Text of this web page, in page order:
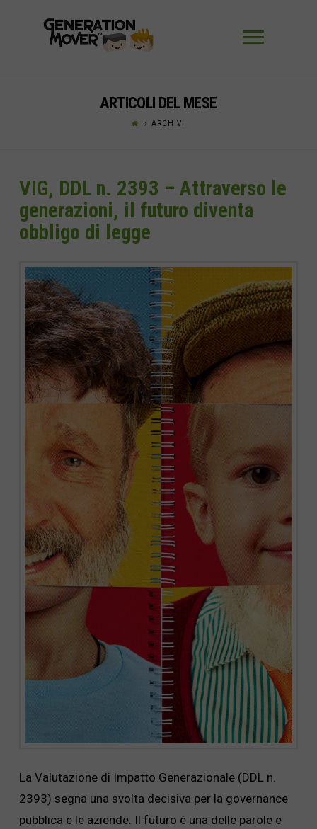
ARTICOLI DEL MESE
ARCHIVI
VIG, DDL n. 2393 – Attraverso le
generazioni, il futuro diventa
obbligo di legge
La Valutazione di Impatto Generazionale (DDL n.
2393) segna una svolta decisiva per la governance
pubblica e le aziende. Il futuro è una delle parole e